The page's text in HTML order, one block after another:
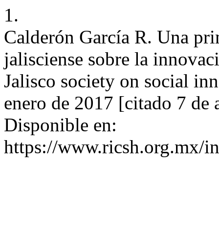
1.
Calderón García R. Una
jalisciense sobre la
Jalisco society on social
enero de 2017 [citado 7
Disponible en:
https://www.ricsh.org.mx/